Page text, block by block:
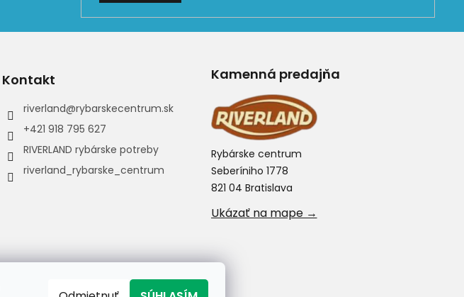
Kontakt
riverland@rybarskecentrum.sk
+421 918 795 627
RIVERLAND rybárske potreby
riverland_rybarske_centrum
Kamenná predajňa
Rybárske centrum
Seberíniho 1778
821 04 Bratislava
Ukázať na mape →